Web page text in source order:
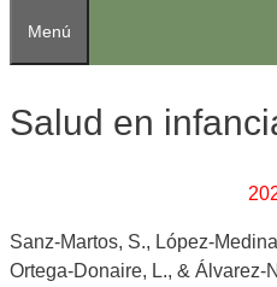
Menú
Salud en
Sanz-Martos, S., López-
Ortega-Donaire, L., & Álvarez-